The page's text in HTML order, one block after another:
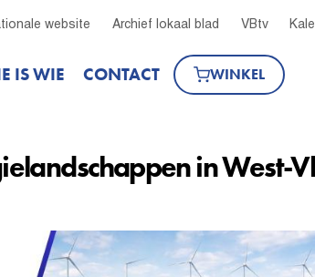
website Archief lokaal blad VBtv
IS WIE CONTACT WINKEL
in West-